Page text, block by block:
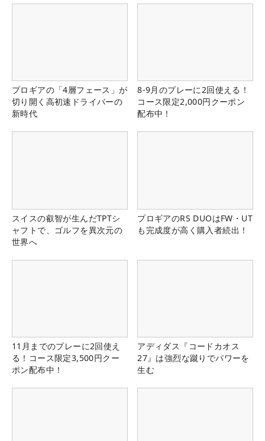
プロギアの「4層フェース」が
切り開く高初速ドライバーの
新時代
8-9月のプレーに2回使える！
コース限定2,000円クーポン
配布中！
スイスの叡智が生んだTPTシ
ャフトで、ゴルフを異次元の
世界へ
プロギアのRS DUOはFW・UT
も完成度が高く購入者続出！
11月までのプレーに2回使え
る！コース限定3,500円クー
ポン配布中！
アディダス『コードカオス
27』は強烈な蹴りでパワーを
生む